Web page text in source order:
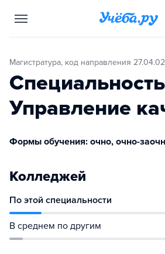
Магистратура, код направления 27.04.02
Специальность
Управление
Формы обучения: очно, очно-
Колледжей
По этой специальности
В среднем по другим